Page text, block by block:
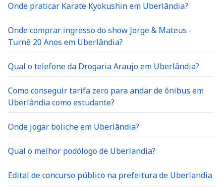
Onde praticar Karate Kyokushin em Uberlândia?
Onde comprar ingresso do show Jorge & Mateus -
Turnê 20 Anos em Uberlândia?
Qual o telefone da Drogaria Araujo em Uberlândia?
Como conseguir tarifa zero para andar de ônibus em
Uberlândia como estudante?
Onde jogar boliche em Uberlândia?
Qual o melhor podólogo de Uberlandia?
Edital de concurso público na prefeitura de Uberlandia